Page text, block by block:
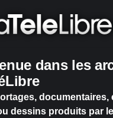
dans les
documentaires,
dessins produits par